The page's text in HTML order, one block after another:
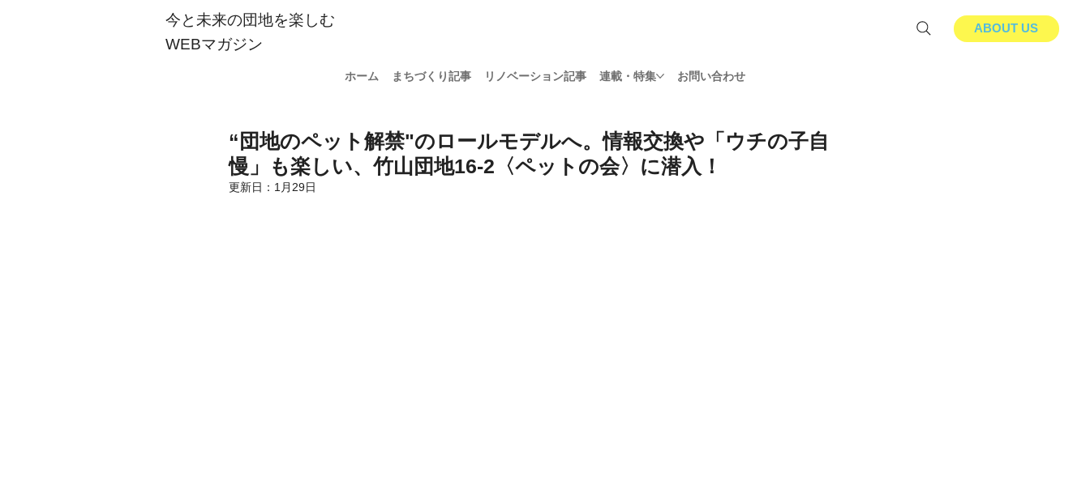
今と未来の団地を楽しむ
WEBマガジン
ABOUT US
ホーム まちづくり記事 リノベーション記事 連載・特集 お問い合わせ
“団地のペット解禁"のロールモデルへ。情報交換や「ウチの子自
慢」も楽しい、竹山団地16-2〈ペットの会〉に潜入！
更新日： 1月29日